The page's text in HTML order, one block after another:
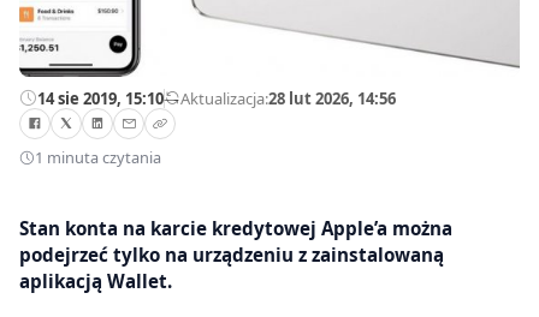
14 sie 2019, 15:10—Aktualizacja:28 lut 2026, 14:56
1 minuta czytania
Stan konta na karcie kredytowej Apple’a można
podejrzeć tylko na urządzeniu z zainstalowaną
aplikacją Wallet.